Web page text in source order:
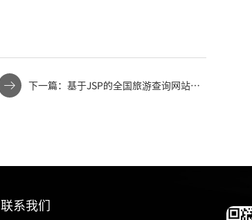
下一篇：基于JSP的全国旅游查询网站设
联系我们